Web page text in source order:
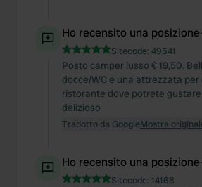
Ho recensito una posizione
Sitecode: 49541
Posto camper lusso € 19,50.
docce/WC e una attrezzata per
ristorante dove potrete
delizioso
Tradotto da GoogleMostra
Ho recensito una posizione
Sitecode: 14168